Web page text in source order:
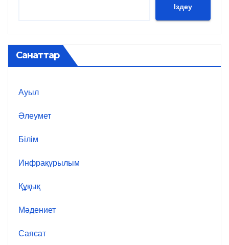
Іздеу
Санаттар
Ауыл
Әлеумет
Білім
Инфрақұрылым
Құқық
Мәдениет
Саясат